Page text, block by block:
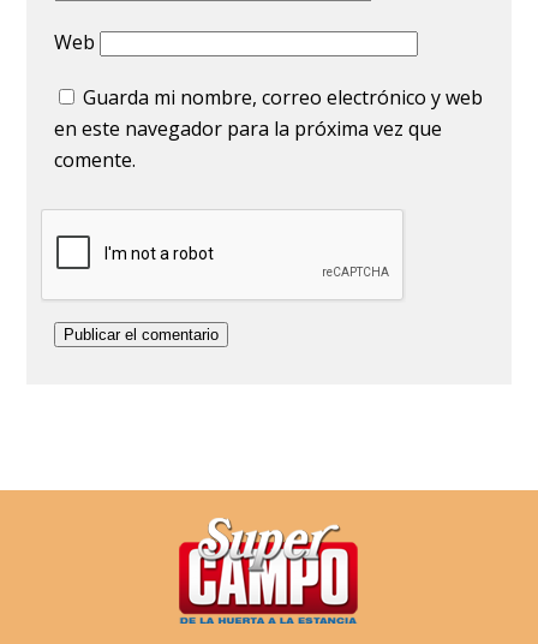
Web
Guarda mi nombre, correo electrónico y web
en este navegador para la próxima vez que
comente.